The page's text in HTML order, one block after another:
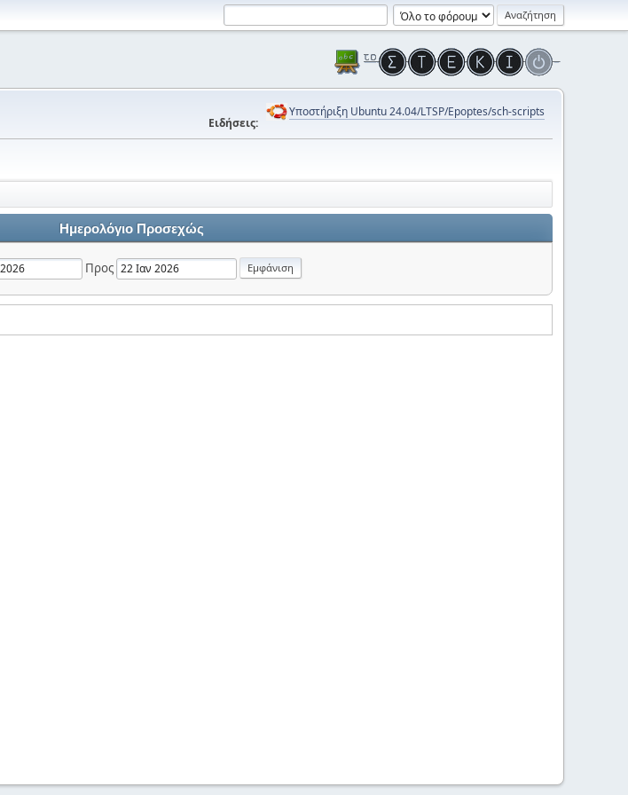
Ειδήσεις:
Υποστήριξη Ubuntu 24.04/LTSP/Epoptes/sch-scripts
Ημερολόγιο Προσεχώς
Προς